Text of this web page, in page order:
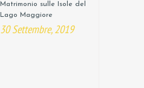
Matrimonio sulle Isole del
Lago Maggiore
30 Settembre, 2019